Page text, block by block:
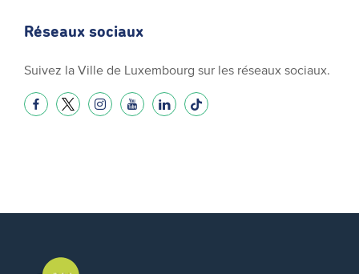
Réseaux sociaux
Suivez la Ville de Luxembourg sur les réseaux sociaux.